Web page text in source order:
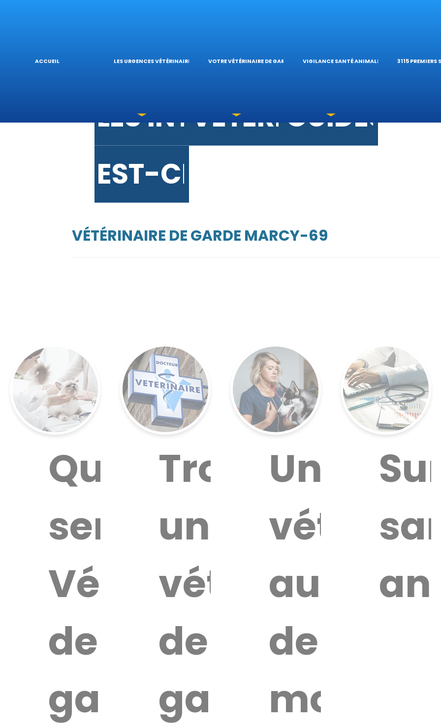
ACCUEIL LES URGENCES VÉTÉRINAIRES
URGENCES
LES INTOXICATIONS
EST-CE UNE URGENCE?
VOTRE VÉTÉRINAIRE DE GARDE
L’HÔPITAL
VÉTÉRINAIRES DU
VIGILANCE SANTÉ ANIMALE
GUIDES
3115 PREMIERS
VÉTÉRINAIRE DE GARDE MARCY-69
Quel
service
Vétérinaire
de
garde?
Trouver
un
vétérinaire
de
garde
Un
autour
de
moi